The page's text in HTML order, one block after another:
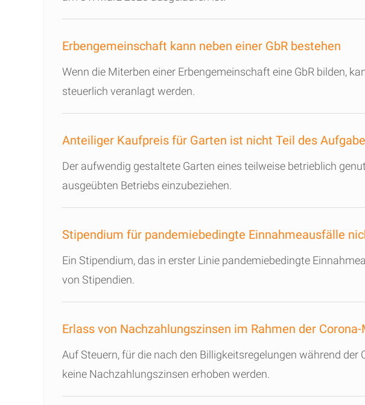
Erbengemeinschaft kann neben einer GbR bestehen
Wenn die Miterben einer Erbengemeinschaft eine GbR bilden,
steuerlich veranlagt werden.
Anteiliger Kaufpreis für Garten ist nicht Teil des
Der aufwendig gestaltete Garten eines teilweise betrieblich
ausgeübten Betriebs einzubeziehen.
Stipendium für pandemiebedingte Einnahmeausfälle
Ein Stipendium, das in erster Linie pandemiebedingte
von Stipendien.
Erlass von Nachzahlungszinsen im Rahmen der
Auf Steuern, für die nach den Billigkeitsregelungen während
keine Nachzahlungszinsen erhoben werden.